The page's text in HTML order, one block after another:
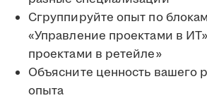
Сгруппируйте опыт по
«Управление проектами в
проектами в ретейле»
Объясните ценность вашего
опыта